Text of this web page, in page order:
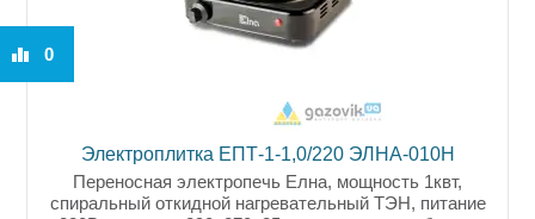
Электроплитка ЕПТ-1-1,0/220 ЭЛНА-010Н
Переносная электропечь Елна, мощность 1квт,
спиральный откидной нагревательный ТЭН, питание
0